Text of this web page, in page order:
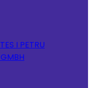
I PETRU